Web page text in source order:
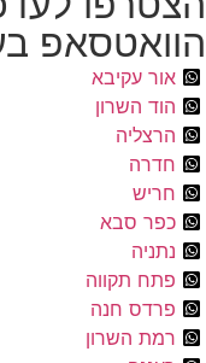
הוואטסאפ
אור עקיבא
הוד השרון
הרצליה
חדרה
חריש
כפר סבא
נתניה
פתח תקווה
פרדס חנה
רמת השרון